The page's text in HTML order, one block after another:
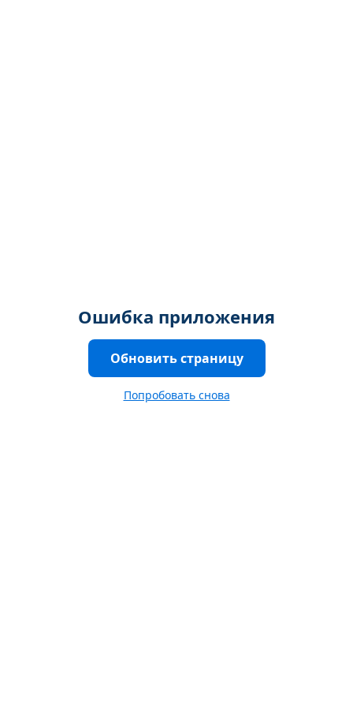
Ошибка приложения
Обновить страницу
Попробовать снова